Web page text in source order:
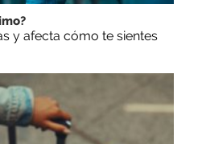
y afecta cómo te sientes